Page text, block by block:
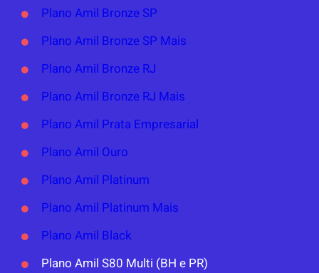
Plano Amil Bronze SP
Plano Amil Bronze SP Mais
Plano Amil Bronze RJ
Plano Amil Bronze RJ Mais
Plano Amil Prata Empresarial
Plano Amil Ouro
Plano Amil Platinum
Plano Amil Platinum Mais
Plano Amil Black
Plano Amil S80 Multi (BH e PR)